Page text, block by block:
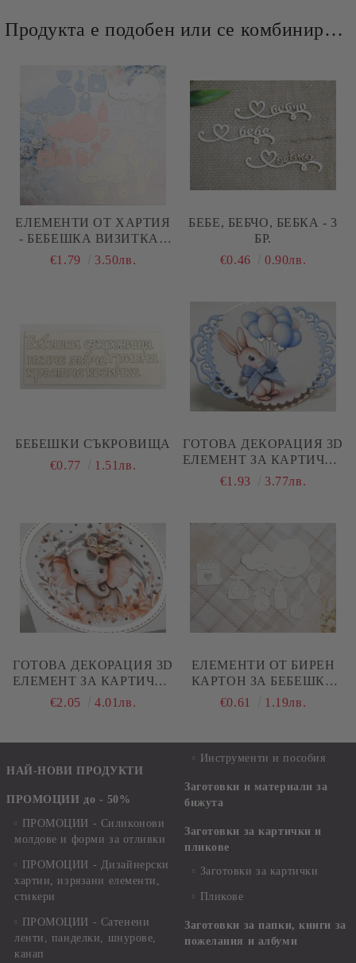
Продукта е подобен или се комбинира добре и със следните продукти :
ЕЛЕМЕНТИ ОТ ХАРТИЯ
- БЕБЕШКА ВИЗИТКА -
28 ЕЛЕМЕНТА
€1.79 3.50лв.
БЕБЕ, БЕБЧО, БЕБКА - 3
БР.
€0.46
0.90лв.
БЕБЕШКИ СЪКРОВИЩА
€0.77
1.51лв.
ГОТОВА ДЕКОРАЦИЯ 3D
ЕЛЕМЕНТ ЗА КАРТИЧКИ
И СКРАПБУК - РАМКА
€1.93 3.77лв.
ГОТОВА ДЕКОРАЦИЯ 3D
ЕЛЕМЕНТ ЗА КАРТИЧКИ
И СКРАПБУК - РАМКА
€2.05 4.01лв.
ЕЛЕМЕНТИ ОТ БИРЕН
КАРТОН ЗА БЕБЕШКА
ВИЗИТКА - 7 ЕЛЕМЕНТА
€0.61 1.19лв.
НАЙ-НОВИ ПРОДУКТИ
ПРОМОЦИИ до - 50%
ПРОМОЦИИ - Силиконови
молдове и форми за отливки
ПРОМОЦИИ - Дизайнерски
хартии, изрязани елементи,
стикери
ПРОМОЦИИ - Сатенени
ленти, панделки, шнурове,
канап
Инструменти и пособия
Заготовки и материали за
бижута
Заготовки за картички и
пликове
Заготовки за картички
Пликове
Заготовки за папки, книги за
пожелания и албуми